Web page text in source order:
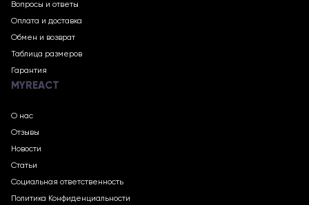
Вопросы и ответы
Оплата и доставка
Обмен и возврат
Таблица размеров
Гарантия
MYREACT
О нас
Отзывы
Новости
Статьи
Социальная ответственность
Политика Конфиденциальности